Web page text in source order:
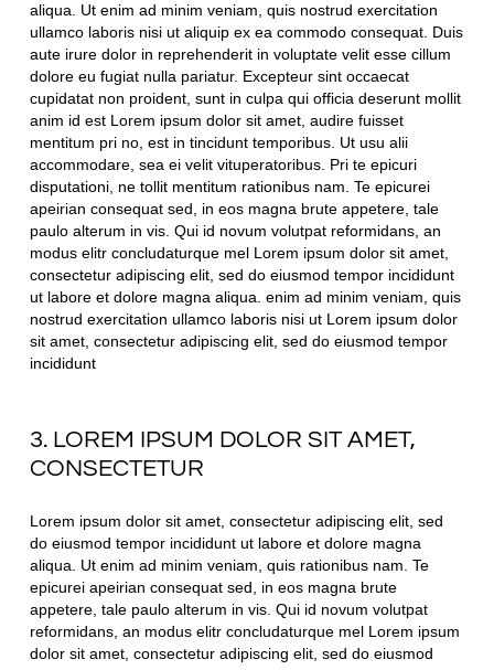
aliqua. Ut enim ad minim veniam, quis nostrud exercitation
ullamco laboris nisi ut aliquip ex ea commodo consequat. Duis
aute irure dolor in reprehenderit in voluptate velit esse cillum
dolore eu fugiat nulla pariatur. Excepteur sint occaecat
cupidatat non proident, sunt in culpa qui officia deserunt mollit
anim id est Lorem ipsum dolor sit amet, audire fuisset
mentitum pri no, est in tincidunt temporibus. Ut usu alii
accommodare, sea ei velit vituperatoribus. Pri te epicuri
disputationi, ne tollit mentitum rationibus nam. Te epicurei
apeirian consequat sed, in eos magna brute appetere, tale
paulo alterum in vis. Qui id novum volutpat reformidans, an
modus elitr concludaturque mel Lorem ipsum dolor sit amet,
consectetur adipiscing elit, sed do eiusmod tempor incididunt
ut labore et dolore magna aliqua. enim ad minim veniam, quis
nostrud exercitation ullamco laboris nisi ut Lorem ipsum dolor
sit amet, consectetur adipiscing elit, sed do eiusmod tempor
incididunt
3. LOREM IPSUM DOLOR SIT AMET,
CONSECTETUR
Lorem ipsum dolor sit amet, consectetur adipiscing elit, sed
do eiusmod tempor incididunt ut labore et dolore magna
aliqua. Ut enim ad minim veniam, quis rationibus nam. Te
epicurei apeirian consequat sed, in eos magna brute
appetere, tale paulo alterum in vis. Qui id novum volutpat
reformidans, an modus elitr concludaturque mel Lorem ipsum
dolor sit amet, consectetur adipiscing elit, sed do eiusmod